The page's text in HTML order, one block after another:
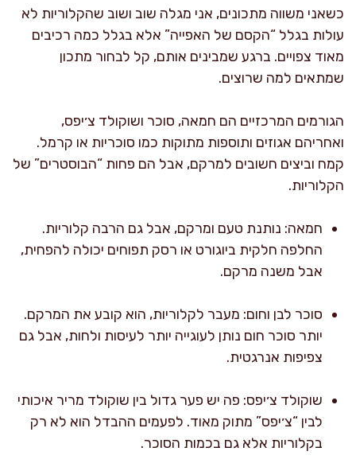
כשאני משווה מתכונים, אני מגלה שוב ושוב שהקלוריות לא
עולות בגלל “הקסם של האפייה” אלא בגלל כמה רכיבים
מאוד צפויים. ברגע שמבינים אותם, קל לבחור מתכון
שמתאים למה שרוצים.
הגורמים המרכזיים הם חמאה, סוכר ושוקולד צ׳יפס,
ואחריהם אגוזים ותוספות מתוקות כמו סוכריות או קרמל.
קמח וביצים חשובים למרקם, אבל הם פחות “הבוסטרים” של
הקלוריות.
חמאה: נותנת טעם ומרקם, אבל גם הרבה קלוריות.
החלפה חלקית ביוגורט או רסק תפוחים יכולה להפחית,
אבל משנה מרקם.
סוכר לבן וחום: מעבר לקלוריות, הוא קובע את המרקם.
יותר סוכר חום נותן לעוגייה יותר לעיסות ולחות, אבל גם
צפיפות אנרגטית.
שוקולד צ׳יפס: פה יש פער גדול בין שוקולד מריר איכותי
לבין “צ׳יפס” מתוק מאוד. לפעמים ההבדל הוא לא רק
בקלוריות אלא גם בכמות הסוכר.